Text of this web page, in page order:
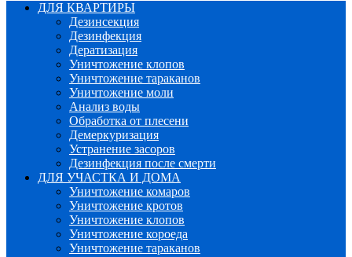
ДЛЯ КВАРТИРЫ
Дезинсекция
Дезинфекция
Дератизация
Уничтожение клопов
Уничтожение тараканов
Уничтожение моли
Анализ воды
Обработка от плесени
Демеркуризация
Устранение засоров
Дезинфекция после смерти
ДЛЯ УЧАСТКА И ДОМА
Уничтожение комаров
Уничтожение кротов
Уничтожение клопов
Уничтожение короеда
Уничтожение тараканов